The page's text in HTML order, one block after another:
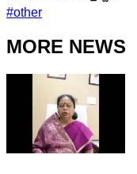
#other
MORE NEWS